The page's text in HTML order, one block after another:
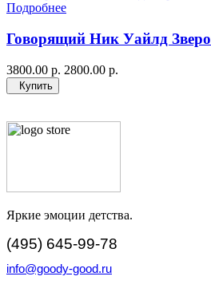
Подробнее
Говорящий Ник Уайлд
3800.00 р. 2800.00 р.
Купить
Яркие эмоции детства.
(495) 645-99-78
info@goody-good.ru